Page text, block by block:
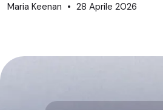
Maria Keenan 28 Aprile 2026